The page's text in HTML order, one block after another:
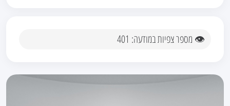
👁 מספר צפיות במודעה: 401